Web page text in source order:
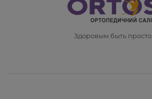
Здоровым быть просто